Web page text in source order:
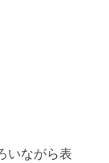
いながら表